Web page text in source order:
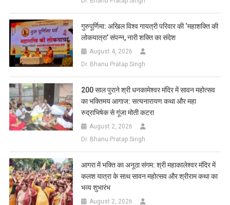
गुरुपूर्णिमा: अखिल विश्व गायत्री परिवार की ‘महाशक्ति की
लोकयात्रा’ संपन्न, नारी शक्ति का संदेश
August 4, 2026
Dr. Bhanu Pratap Singh
200 साल पुराने श्री धनकामेश्वर मंदिर में सावन महोत्सव
का भक्तिमय आगाज: सत्यनारायण कथा और महा
रुद्राभिषेक से गूंजा मोती कटरा
August 2, 2026
Dr. Bhanu Pratap Singh
आगरा में भक्ति का अनूठा संगम: श्री महाकालेश्वर मंदिर में
कलश यात्रा के साथ सावन महोत्सव और श्रीराम कथा का
भव्य शुभारंभ
August 2, 2026